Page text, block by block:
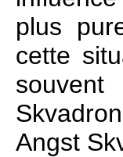
plus
cette
Angst